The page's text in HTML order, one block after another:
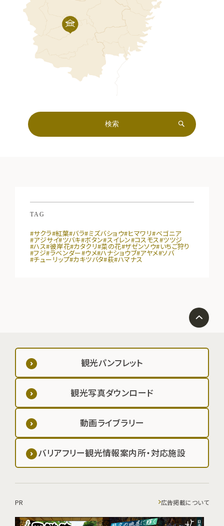
TAG
#サクラ#紅葉#バラ#ミズバショウ#ヒマワリ#ベゴニア
#アジサイ#ツバキ#ボタン#スイレン#コスモス#ツツジ
#ハス#彼岸花#カタクリ#菜の花#ザゼンソウ#いちご狩り
#フジ#ラベンダー#ウメ#ハナショウブ#アヤメ#ソバ
#チューリップ#カキツバタ#萩#ハマナス
観光パンフレット
観光写真ダウンロード
動画ライブラリー
バリアフリー観光情報案内所・対応施設
PR 広告掲載について